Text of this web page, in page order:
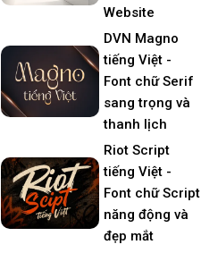
Website
DVN Magno
tiếng Việt -
Font chữ Serif
sang trọng và
thanh lịch
Riot Script
tiếng Việt -
Font chữ Script
năng động và
đẹp mắt